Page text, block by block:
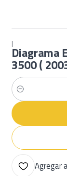
|
Diagrama
3500 (
Cantidad
Agregar